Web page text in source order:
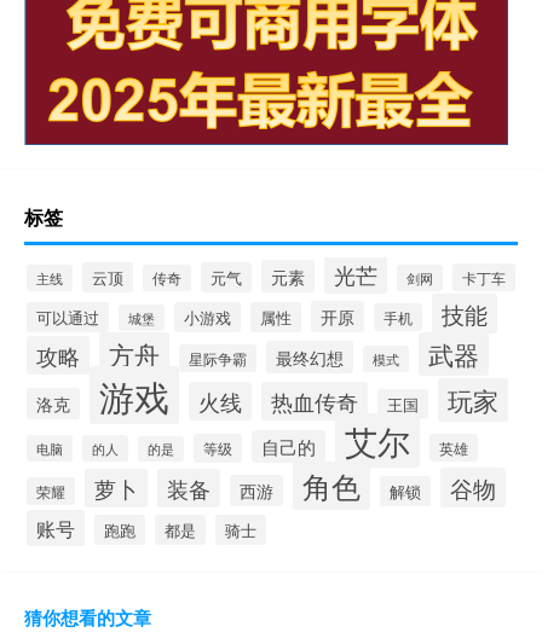
标签
主线 云顶 传奇 元气 元素 光芒 剑网 卡丁车
可以通过 城堡 小游戏 属性 开原 手机 技能
攻略 方舟 星际争霸 最终幻想 模式 武器
洛克 游戏 火线 热血传奇 王国 玩家
电脑 的人 的是 等级 自己的 艾尔 英雄
荣耀 萝卜 装备 西游 角色 解锁 谷物
账号 跑跑 都是 骑士
猜你想看的文章